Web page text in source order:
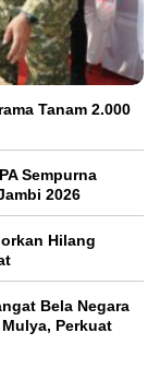
Tanam 2.000
Sempurna
2026
Hilang
Bela Negara
Perkuat